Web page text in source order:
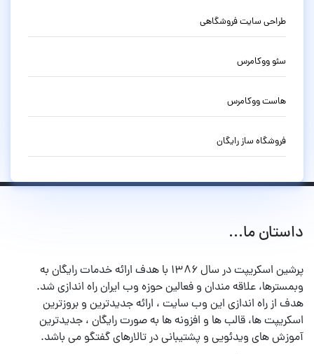
طراحی سایت فروشگاهی
سئو ووکامرس
هاست ووکامرس
فروشگاه ساز رایگان
داستان ما...
پرشین اسکریپت در سال ۱۳۸۶ با هدف ارائه خدمات رایگان به
وبمسترها، علاقه مندان و فعالین حوزه وب ایران راه اندازی شد.
هدف از راه اندازی این وب سایت ، ارائه جدیدترین و بروزترین
اسکریپت ها، قالب ها و افزونه ها به صورت رایگان ، جدیدترین
آموزش های ویدئویی و پشتیبانی در تالارهای گفتگو می باشد.